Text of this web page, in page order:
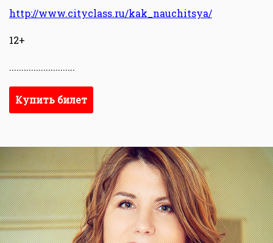
http://www.cityclass.ru/kak_nauchitsya/
12+
...........................
Купить билет